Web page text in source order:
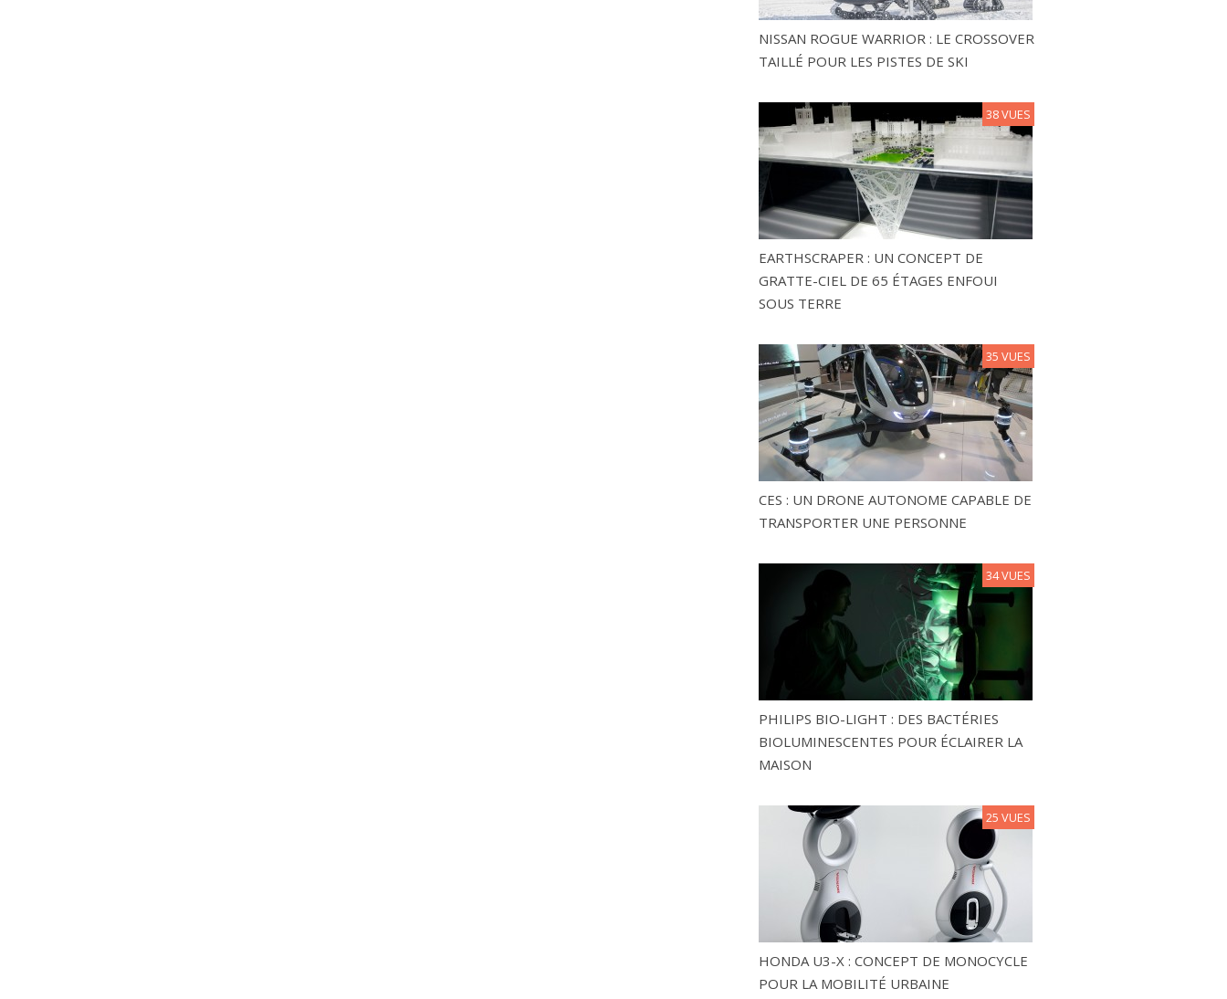
NISSAN ROGUE WARRIOR : LE CROSSOVER
TAILLÉ POUR LES PISTES DE SKI
EARTHSCRAPER : UN CONCEPT DE
GRATTE-CIEL DE 65 ÉTAGES ENFOUI
SOUS TERRE
38 VUES
CES : UN DRONE AUTONOME CAPABLE DE
TRANSPORTER UNE PERSONNE
35 VUES
PHILIPS BIO-LIGHT : DES BACTÉRIES
BIOLUMINESCENTES POUR ÉCLAIRER LA
MAISON
34 VUES
HONDA U3-X : CONCEPT DE MONOCYCLE
POUR LA MOBILITÉ URBAINE
25 VUES